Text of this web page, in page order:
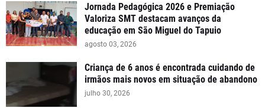
Jornada Pedagógica 2026 e Premiação
Valoriza SMT destacam avanços da
educação em São Miguel do Tapuio
agosto 03, 2026
Criança de 6 anos é encontrada cuidando de
irmãos mais novos em situação de abandono
julho 30, 2026